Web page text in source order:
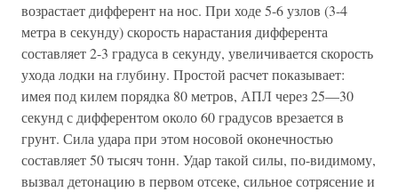
возрастает дифферент на нос. При ходе 5-6 узлов (3-4
метра в секунду) скорость нарастания дифферента
составляет 2-3 градуса в секунду, увеличивается скорость
ухода лодки на глубину. Простой расчет показывает:
имея под килем порядка 80 метров, АПЛ через 25—30
секунд с дифферентом около 60 градусов врезается в
грунт. Сила удара при этом носовой оконечностью
составляет 50 тысяч тонн. Удар такой силы, по-видимому,
вызвал детонацию в первом отсеке, сильное сотрясение и